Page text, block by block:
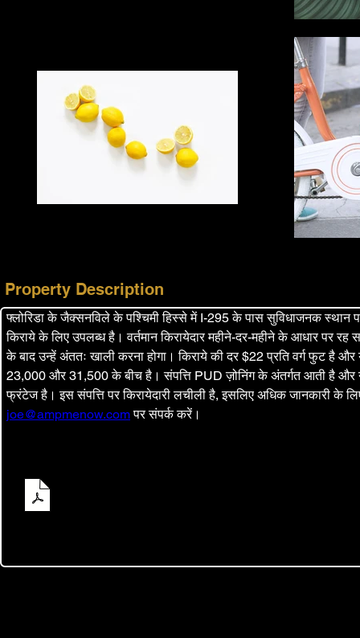
Property Description
फ्लोरिडा के जैक्सनविले के पश्चिमी हिस्से में I-295 के पास सुविधाजनक
किराये के लिए उपलब्ध है। वर्तमान किरायेदार महीने-दर-महीने के आधार पर
के बाद उन्हें अंततः खाली करना होगा। किराये की दर $22 प्रति वर्ग फुट है
23,000 और 31,500 के बीच है। संपत्ति PUD ज़ोनिंग के अंतर्गत आती है और
फ्रंटेज है। इस संपत्ति पर किरायेदारी लचीली है, इसलिए अधिक जानकारी
joe@ampmenow.com पर संपर्क करें।